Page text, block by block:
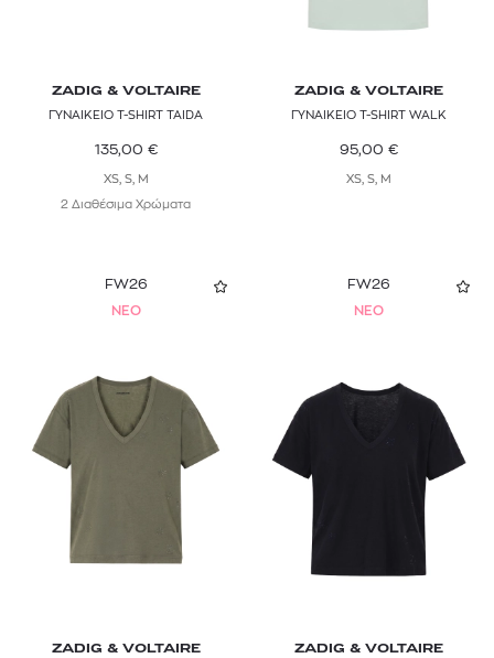
ZADIG & VOLTAIRE
ΓΥΝΑΙΚΕΙΟ T-SHIRT TAIDA
135,00 €
XS, S, M
2 Διαθέσιμα Χρώματα
ZADIG & VOLTAIRE
ΓΥΝΑΙΚΕΙΟ T-SHIRT WALK
95,00 €
XS, S, M
FW26
NEO
ZADIG & VOLTAIRE
FW26
NEO
ZADIG & VOLTAIRE